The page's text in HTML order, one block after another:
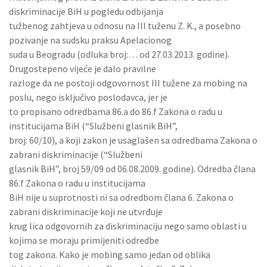
diskriminacije BiH u pogledu odbijanja
tužbenog zahtjeva u odnosu na III tuženu Z. K., a posebno
pozivanje na sudsku praksu Apelacionog
suda u Beogradu (odluka broj:… od 27.03.2013. godine).
Drugostepeno vijeće je dalo pravilne
razloge da ne postoji odgovornost III tužene za mobing na
poslu, nego isključivo poslodavca, jer je
to propisano odredbama 86.a do 86.f Zakona o radu u
institucijama BiH (“Službeni glasnik BiH”,
broj: 60/10), a koji zakon je usaglašen sa odredbama Zakona o
zabrani diskriminacije (“Službeni
glasnik BiH”, broj 59/09 od 06.08.2009. godine). Odredba člana
86.f Zakona o radu u institucijama
BiH nije u suprotnosti ni sa odredbom člana 6. Zakona o
zabrani diskriminacije koji ne utvrđuje
krug lica odgovornih za diskriminaciju nego samo oblasti u
kojima se moraju primijeniti odredbe
tog zakona. Kako je mobing samo jedan od oblika